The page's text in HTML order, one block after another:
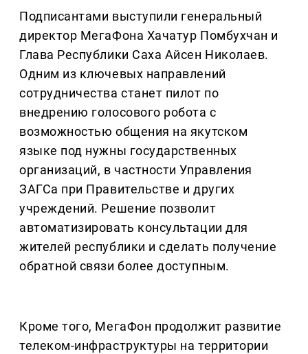
Подписантами выступили генеральный
директор МегаФона Хачатур Помбухчан и
Глава Республики Саха Айсен Николаев.
Одним из ключевых направлений
сотрудничества станет пилот по
внедрению голосового робота с
возможностью общения на якутском
языке под нужны государственных
организаций, в частности Управления
ЗАГСа при Правительстве и других
учреждений. Решение позволит
автоматизировать консультации для
жителей республики и сделать получение
обратной связи более доступным.
Кроме того, МегаФон продолжит развитие
телеком-инфраструктуры на территории